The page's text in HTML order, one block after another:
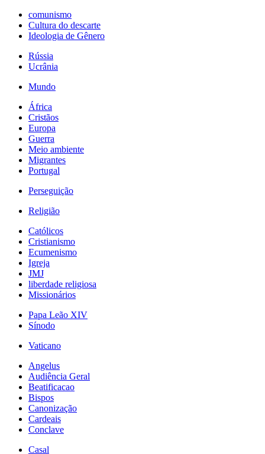
comunismo
Cultura do descarte
Ideologia de Gênero
Rússia
Ucrânia
Mundo
África
Cristãos
Europa
Guerra
Meio ambiente
Migrantes
Portugal
Perseguição
Religião
Católicos
Cristianismo
Ecumenismo
Igreja
JMJ
liberdade religiosa
Missionários
Papa Leão XIV
Sínodo
Vaticano
Angelus
Audiência Geral
Beatificacao
Bispos
Canonização
Cardeais
Conclave
Casal